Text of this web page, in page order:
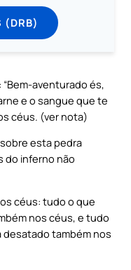
(DRB)
aventurado és,
e o sangue que te
céus. (ver nota)
esta pedra
do inferno não
céus: tudo o que
nos céus, e tudo
também nos